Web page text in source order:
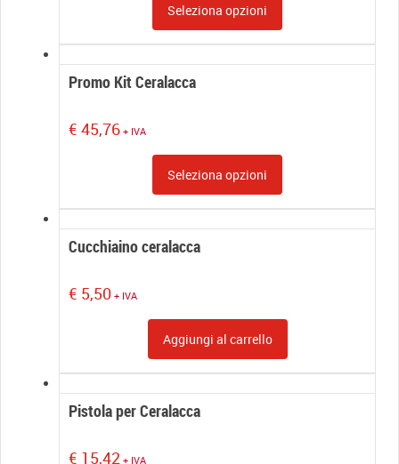
Seleziona opzioni
Promo Kit Ceralacca
€ 45,76 + IVA
Seleziona opzioni
Cucchiaino ceralacca
€ 5,50 + IVA
Aggiungi al carrello
Pistola per Ceralacca
€ 15,42 + IVA